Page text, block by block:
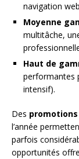
navigation
Moyenne
multitâche,
Haut de
performantes
intensif).
Des
l’année
parfois
opportunités